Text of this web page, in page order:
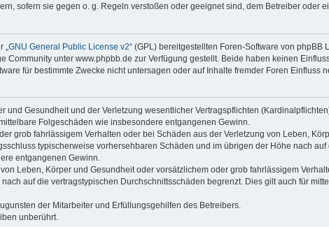
sofern sie gegen o. g. Regeln verstoßen oder geeignet sind, dem Betreiber oder
GNU General Public License v2“ (GPL) bereitgestellten Foren-Software von phpBB
unter www.phpbb.de zur Verfügung gestellt. Beide haben keinen
für bestimmte Zwecke nicht untersagen oder auf Inhalte fremder Foren Einfluss
und Gesundheit und der Verletzung wesentlicher Vertragspflichten
Folgeschäden wie insbesondere entgangenen Gewinn.
grob fahrlässigem Verhalten oder bei Schäden aus der Verletzung von Leben,
typischerweise vorhersehbaren Schäden und im übrigen der Höhe nach
entgangenen Gewinn.
Leben, Körper und Gesundheit oder vorsätzlichem oder grob fahrlässigem
auf die vertragstypischen Durchschnittsschäden begrenzt. Dies gilt auch für
der Mitarbeiter und Erfüllungsgehilfen des Betreibers.
unberührt.